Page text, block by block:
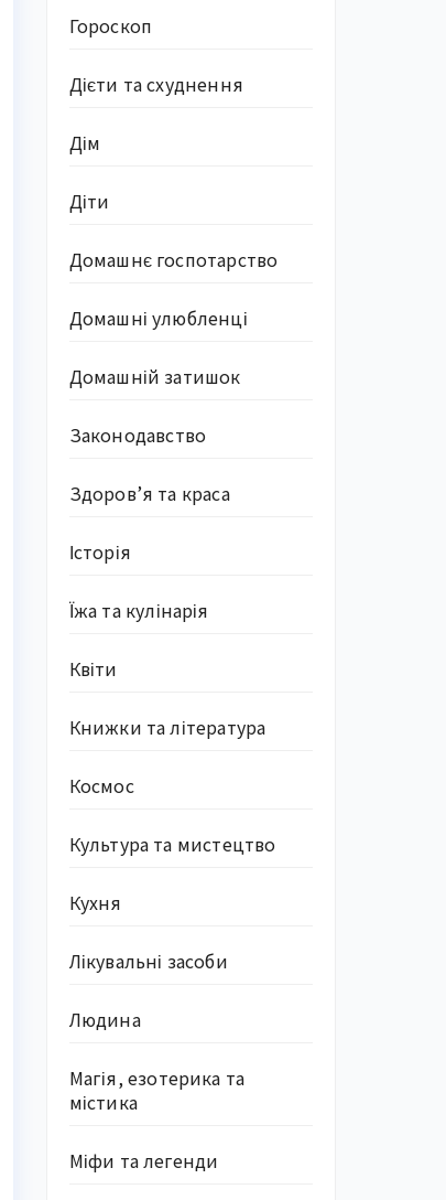
Гороскоп
Дієти та схуднення
Дім
Діти
Домашнє госпотарство
Домашні улюбленці
Домашній затишок
Законодавство
Здоров’я та краса
Історія
Їжа та кулінарія
Квіти
Книжки та література
Космос
Культура та мистецтво
Кухня
Лікувальні засоби
Людина
Магія, езотерика та
містика
Міфи та легенди